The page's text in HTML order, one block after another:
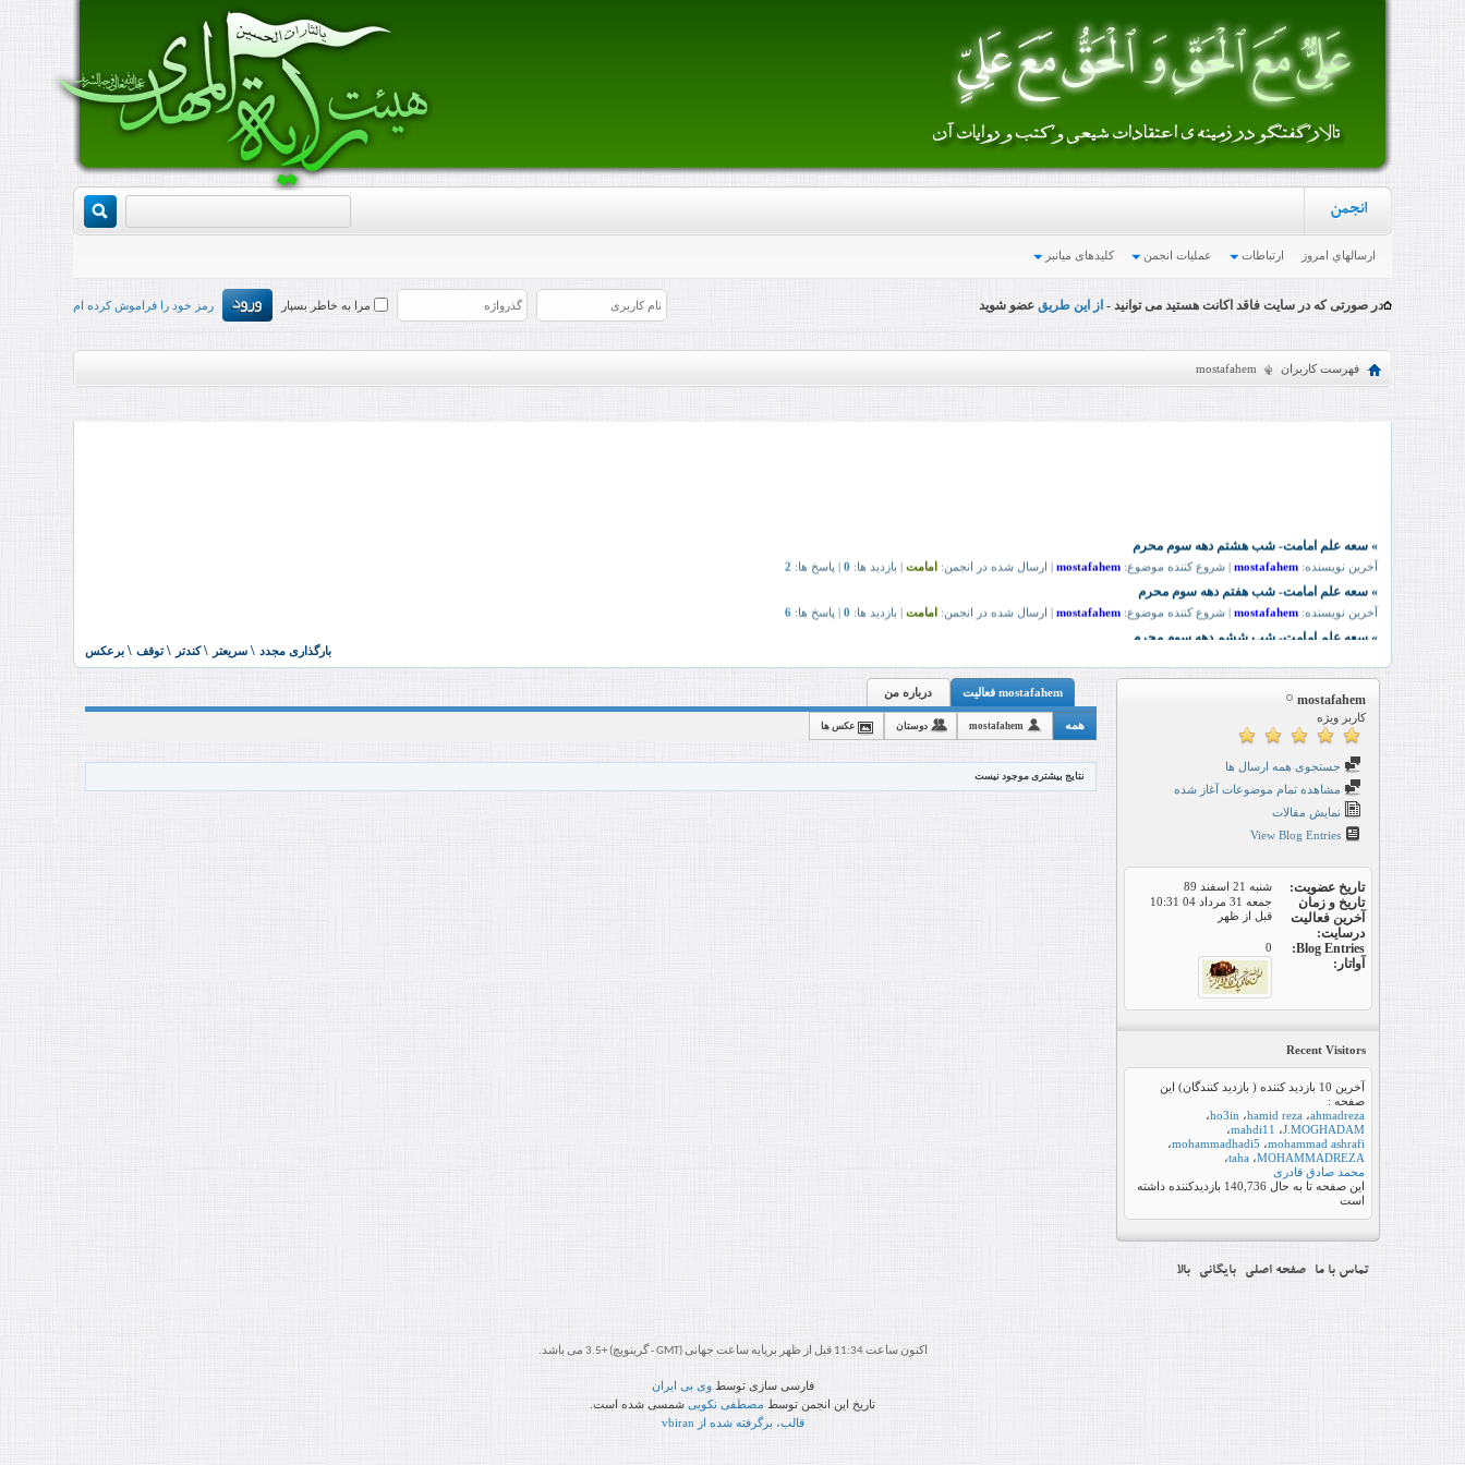
انجمن
ارسالهاي امروز ارتباطات عملیات انجمن کلیدهای میانبر
در صورتی که در سایت فاقد اکانت هستید می توانید - از این طریقعضو شوید مرا به خاطر بسپار رمز خود را فراموش کرده ام
فهرست کاربران mostafahem
mostafahem
کاربر ویژه
جستجوی همه ارسال ها
مشاهده تمام موضوعات آغاز شده
نمایش مقالات
View Blog Entries
تاریخ عضویت شنبه 21 اسفند 89
تاریخ و زمان
آخرین فعالیت
درسایت
جمعه 31 مرداد 04
10:31
قبل از ظهر
Blog Entries
0
آواتار
Recent Visitors
آخرین 10 بازدید کننده ( بازدید کنندگان) این
صفحه :
ahmadreza، hamid reza، ho3in،
J.MOGHADAM، mahdi11،
mohammad ashrafi، mohammadhadi5،
MOHAMMADREZA، taha،
محمد صادق قادری
این صفحه تا به حال140,736 بازدیدکننده داشته
است
mostafahem فعالیت درباره من
همه mostafahem دوستان عکس ها
نتایج بیشتری موجود نیست
تماس با ما صفحه اصلی بایگانی بالا
اکنون ساعت 11:34 قبل از ظهر برپایه ساعت جهانی (GMT - گرینویچ) +3.5 می باشد.
فارسی سازی توسطوی بی ایران
تاریخ این انجمن توسط مصطفی نکویی شمسی شده است.
قالب، برگرفته شده از vbiran